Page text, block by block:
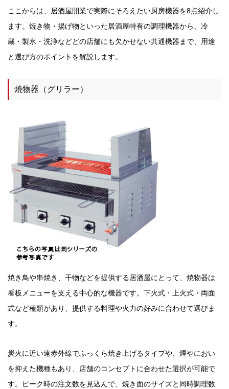
ここからは、居酒屋開業で実際にそろえたい厨房機器を8点紹介し
ます。焼き物・揚げ物といった居酒屋特有の調理機器から、冷
蔵・製氷・洗浄などどの店舗にも欠かせない共通機器まで、用途
と選び方のポイントを解説します。
焼物器（グリラー）
焼き鳥や串焼き、干物などを提供する居酒屋にとって、焼物器は
看板メニューを支える中心的な機器です。下火式・上火式・両面
式など種類があり、提供する料理や火力の好みに合わせて選びま
す。
炭火に近い遠赤外線でふっくら焼き上げるタイプや、煙やにおい
を抑えた機種もあり、店舗のコンセプトに合わせた選択が可能で
す。ピーク時の注文数を見込んで、焼き面のサイズと同時調理数